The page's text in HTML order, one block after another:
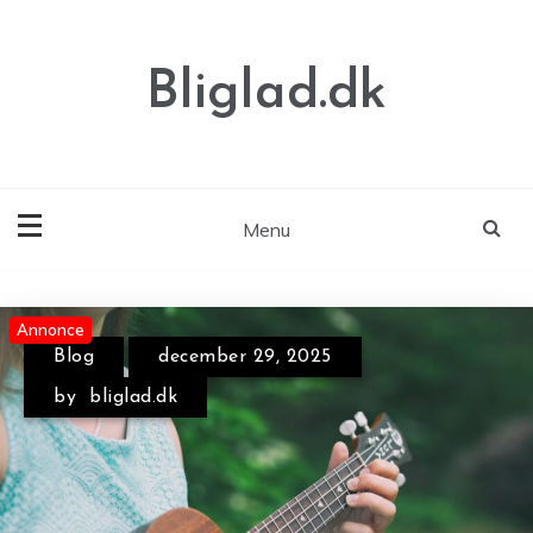
Bliglad.dk
Menu
Annonce
Annonce
Blog december 29, 2025
by bliglad.dk
Annonce